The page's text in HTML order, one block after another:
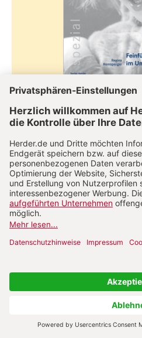
Feinfühligkeit
Zum
wissen kompakt